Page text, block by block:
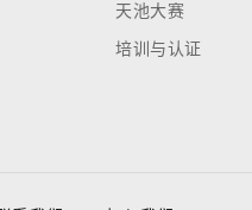
天池大赛
培训与认证